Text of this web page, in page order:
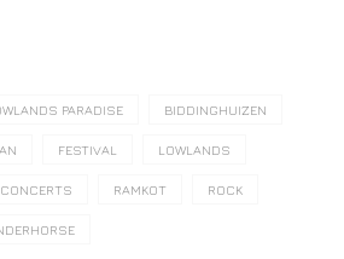
PARADISE BIDDINGHUIZEN
FESTIVAL LOWLANDS
RAMKOT ROCK